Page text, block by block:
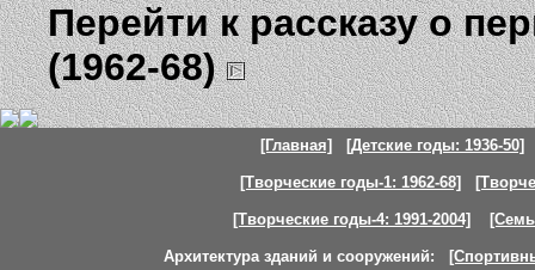
Перейти к рассказу о
(1962-68)
[Главная] [Детские годы: 1936-50]
[Творческие годы-1: 1962-68]
[Творческие годы-4: 1991-2004]
Архитектура зданий и сооружений: